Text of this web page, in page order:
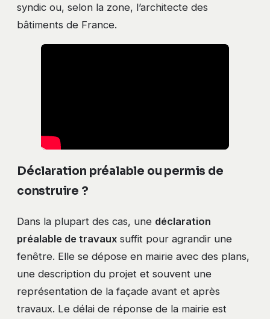
syndic ou, selon la zone, l’architecte des
bâtiments de France.
Déclaration préalable ou permis de
construire ?
Dans la plupart des cas, une déclaration
préalable de travaux suffit pour agrandir une
fenêtre. Elle se dépose en mairie avec des plans,
une description du projet et souvent une
représentation de la façade avant et après
travaux. Le délai de réponse de la mairie est